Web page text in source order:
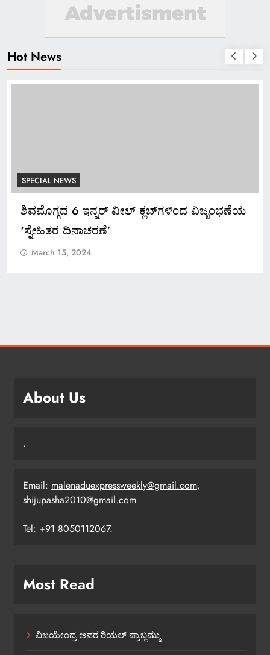
Hot News
SPECIAL NEWS
*ಶಿವಮೊಗ್ಗ ಸಿಮ್ಸ್ ವಿಶೇಷ ಸುದ್ದಿ…* *ಡಾ.ಅಶ್ವಿನ್
ಹೆಬ್ಬಾರ್ ಅಮಾನತು ವಾಪಸ್ ಆದೇಶ ರದ್ದು* *ಲೈಂಗಿಕ
ಕಿರುಕುಳ ಕ್ರಮಕ್ಕೆ ಸೂಚನೆ ನೀಡಿದ ಹೈಕೋರ್ಟ್*
About Us
.
Email: malenaduexpressweekly@gmail.com,
shijupasha2010@gmail.com
Tel: +91 8050112067.
Most Read
ವಿಜಯೇಂದ್ರ ಅವರ ರಿಯಲ್ ಪ್ರಾಬ್ಲಮ್ಮು